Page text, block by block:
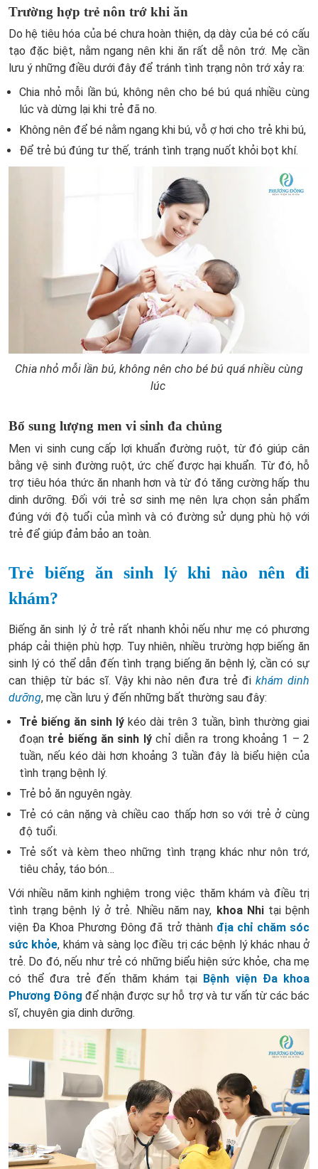
Trường hợp trẻ nôn trớ khi ăn
Do hệ tiêu hóa của bé chưa hoàn thiện, dạ dày của bé có cấu
tạo đặc biệt, nằm ngang nên khi ăn rất dễ nôn trớ. Mẹ cần
lưu ý những điều dưới đây để tránh tình trạng nôn trớ xảy ra:
Chia nhỏ mỗi lần bú, không nên cho bé bú quá nhiều cùng
lúc và dừng lại khi trẻ đã no.
Không nên để bé nằm ngang khi bú, vỗ ợ hơi cho trẻ khi bú,
Để trẻ bú đúng tư thế, tránh tình trạng nuốt khỏi bọt khí.
Chia nhỏ mỗi lần bú, không nên cho bé bú quá nhiều cùng
lúc
Bổ sung lượng men vi sinh đa chủng
Men vi sinh cung cấp lợi khuẩn đường ruột, từ đó giúp cân
bằng vệ sinh đường ruột, ức chế được hại khuẩn. Từ đó, hỗ
trợ tiêu hóa thức ăn nhanh hơn và từ đó tăng cường hấp thu
dinh dưỡng. Đối với trẻ sơ sinh mẹ nên lựa chọn sản phẩm
đúng với độ tuổi của mình và có đường sử dụng phù hộ với
trẻ để giúp đảm bảo an toàn.
Trẻ biếng ăn sinh lý khi nào nên đi
khám?
Biếng ăn sinh lý ở trẻ rất nhanh khỏi nếu như mẹ có phương
pháp cải thiện phù hợp. Tuy nhiên, nhiều trường hợp biếng ăn
sinh lý có thể dẫn đến tình trạng biếng ăn bệnh lý, cần có sự
can thiệp từ bác sĩ. Vậy khi nào nên đưa trẻ đikhám dinh
dưỡng, mẹ cần lưu ý đến những bất thường sau đây:
Trẻ biếng ăn sinh lý kéo dài trên 3 tuần, bình thường giai
đoạn trẻ biếng ăn sinh lýchỉ diễn ra trong khoảng 1 – 2
tuần, nếu kéo dài hơn khoảng 3 tuần đây là biểu hiện của
tình trạng bệnh lý.
Trẻ bỏ ăn nguyên ngày.
Trẻ có cân nặng và chiều cao thấp hơn so với trẻ ở cùng
độ tuổi.
Trẻ sốt và kèm theo những tình trạng khác như nôn trớ,
tiêu chảy, táo bón…
Với nhiều năm kinh nghiệm trong việc thăm khám và điều trị
tình trạng bệnh lý ở trẻ. Nhiều năm nay, khoa Nhitại bệnh
viện Đa Khoa Phương Đông đã trở thành địa chỉ chăm sóc
sức khỏe, khám và sàng lọc điều trị các bệnh lý khác nhau ở
trẻ. Do đó, nếu như trẻ có những biểu hiện sức khỏe, cha mẹ
có thể đưa trẻ đến thăm khám tại Bệnh viện Đa khoa
Phương Đông để nhận được sự hỗ trợ và tư vấn từ các bác
sĩ, chuyên gia dinh dưỡng.